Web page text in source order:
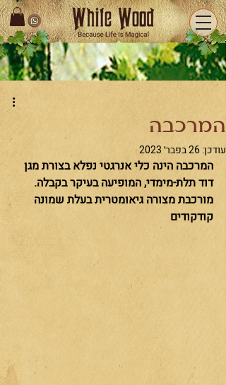
המרכבה
עודכן:26 בפבר׳ 2023
המרכבה הינה כלי אנרגטי נפלא בצורת מגן
דוד תלת-מימדי, המופיעה בעיקר בקבלה.
מורכבת מצורה גיאומטרית בעלת שמונה
קודקודים